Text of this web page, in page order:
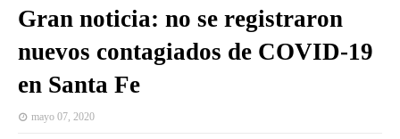
Gran noticia: no se registraron
nuevos contagiados de COVID-19
en Santa Fe
mayo 07, 2020